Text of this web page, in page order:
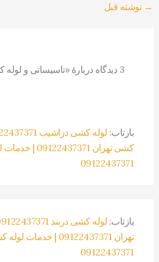
→ نوشته قبل
3 دیدگاه دربارهٔ «تاسیساتی و لوله کشی تجریش»
بازتاب:
کشی تهران
09122437371
بازتاب:
تهران 09122437371 |
09122437371